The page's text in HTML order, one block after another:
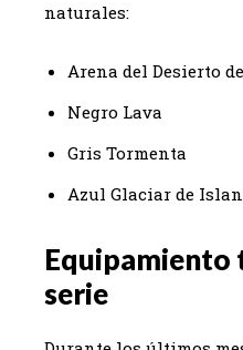
naturales:
Arena del Desierto
Negro Lava
Gris Tormenta
Azul Glaciar de
serie